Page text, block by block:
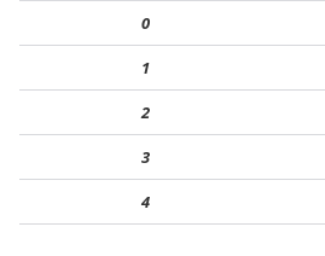
0
1
2
3
4